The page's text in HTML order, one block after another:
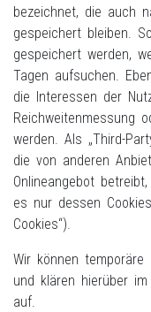
bezeichnet, die auch
gespeichert bleiben.
gespeichert werden,
Tagen aufsuchen.
die Interessen der
Reichweitenmessung
werden. Als „Third-
die von anderen
Onlineangebot
es nur dessen
Cookies“).
Wir können temporäre
und klären hierüber
auf.